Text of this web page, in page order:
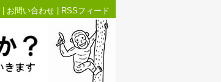
お問い合わせ RSSフィード